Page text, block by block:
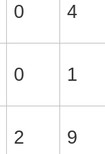
0 4
0 1
2 9